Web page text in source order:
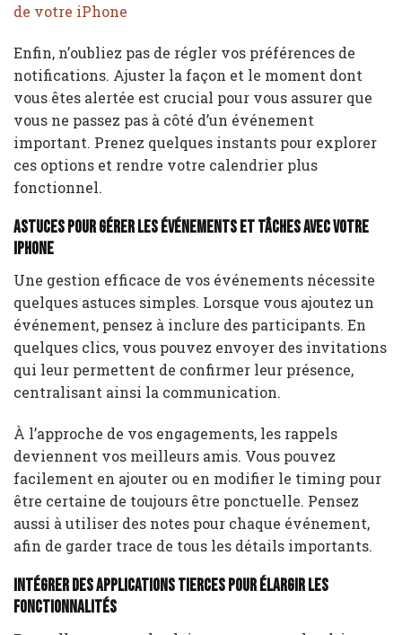
de votre iPhone
Enfin, n’oubliez pas de régler vos préférences de
notifications. Ajuster la façon et le moment dont
vous êtes alertée est crucial pour vous assurer que
vous ne passez pas à côté d’un événement
important. Prenez quelques instants pour explorer
ces options et rendre votre calendrier plus
fonctionnel.
Astuces pour gérer les événements et tâches avec votre
iPhone
Une gestion efficace de vos événements nécessite
quelques astuces simples. Lorsque vous ajoutez un
événement, pensez à inclure des participants. En
quelques clics, vous pouvez envoyer des invitations
qui leur permettent de confirmer leur présence,
centralisant ainsi la communication.
À l’approche de vos engagements, les rappels
deviennent vos meilleurs amis. Vous pouvez
facilement en ajouter ou en modifier le timing pour
être certaine de toujours être ponctuelle. Pensez
aussi à utiliser des notes pour chaque événement,
afin de garder trace de tous les détails importants.
Intégrer des applications tierces pour élargir les
fonctionnalités